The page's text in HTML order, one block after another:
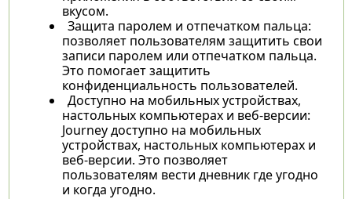
вкусом.
Защита паролем и отпечатком пальца:
позволяет пользователям защитить свои
записи паролем или отпечатком пальца.
Это помогает защитить
конфиденциальность пользователей.
Доступно на мобильных устройствах,
настольных компьютерах и веб-версии:
Journey доступно на мобильных
устройствах, настольных компьютерах и
веб-версии. Это позволяет
пользователям вести дневник где угодно
и когда угодно.